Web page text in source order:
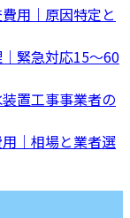
用｜原因特定と
緊急対応15〜60
置工事事業者の
｜相場と業者選